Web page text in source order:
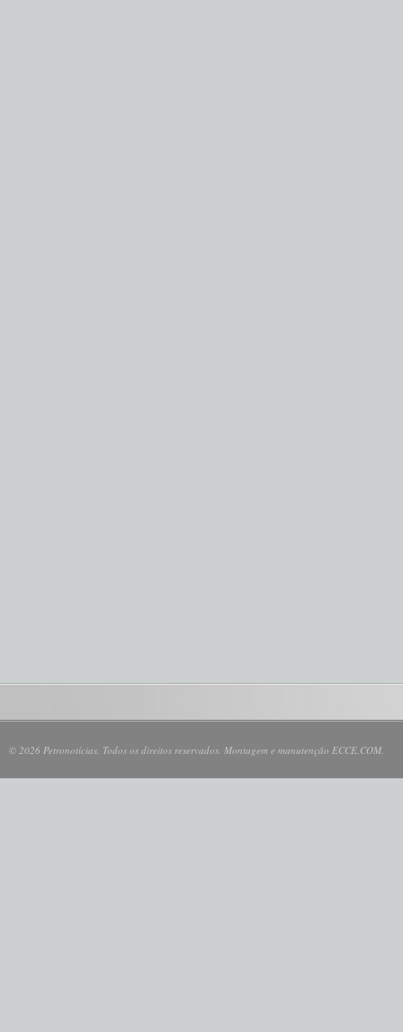
© 2026 Petronotícias. Todos os direitos reservados. Montagem e manutenção ECCE.COM.